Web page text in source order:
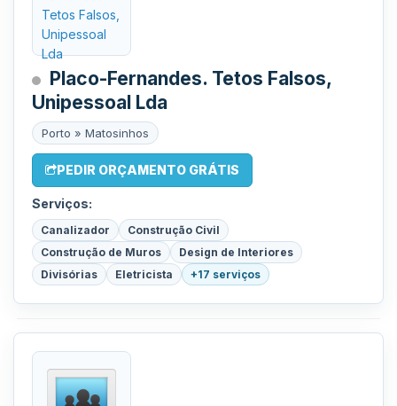
Placo-Fernandes. Tetos Falsos,
Unipessoal Lda
Porto » Matosinhos
PEDIR ORÇAMENTO GRÁTIS
Serviços:
Canalizador
Construção Civil
Construção de Muros
Design de Interiores
Divisórias
Eletricista +17 serviços